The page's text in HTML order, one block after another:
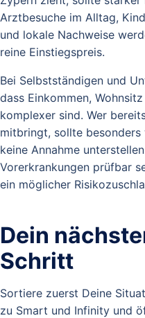
Arztbesuche im Alltag,
und lokale Nachweise
reine Einstiegspreis.
Bei Selbstständigen und
dass Einkommen,
komplexer sind. Wer
mitbringt, sollte
keine Annahme
Vorerkrankungen prüfbar
ein möglicher
Dein
Schritt
Sortiere zuerst Deine
zu Smart und Infinity und